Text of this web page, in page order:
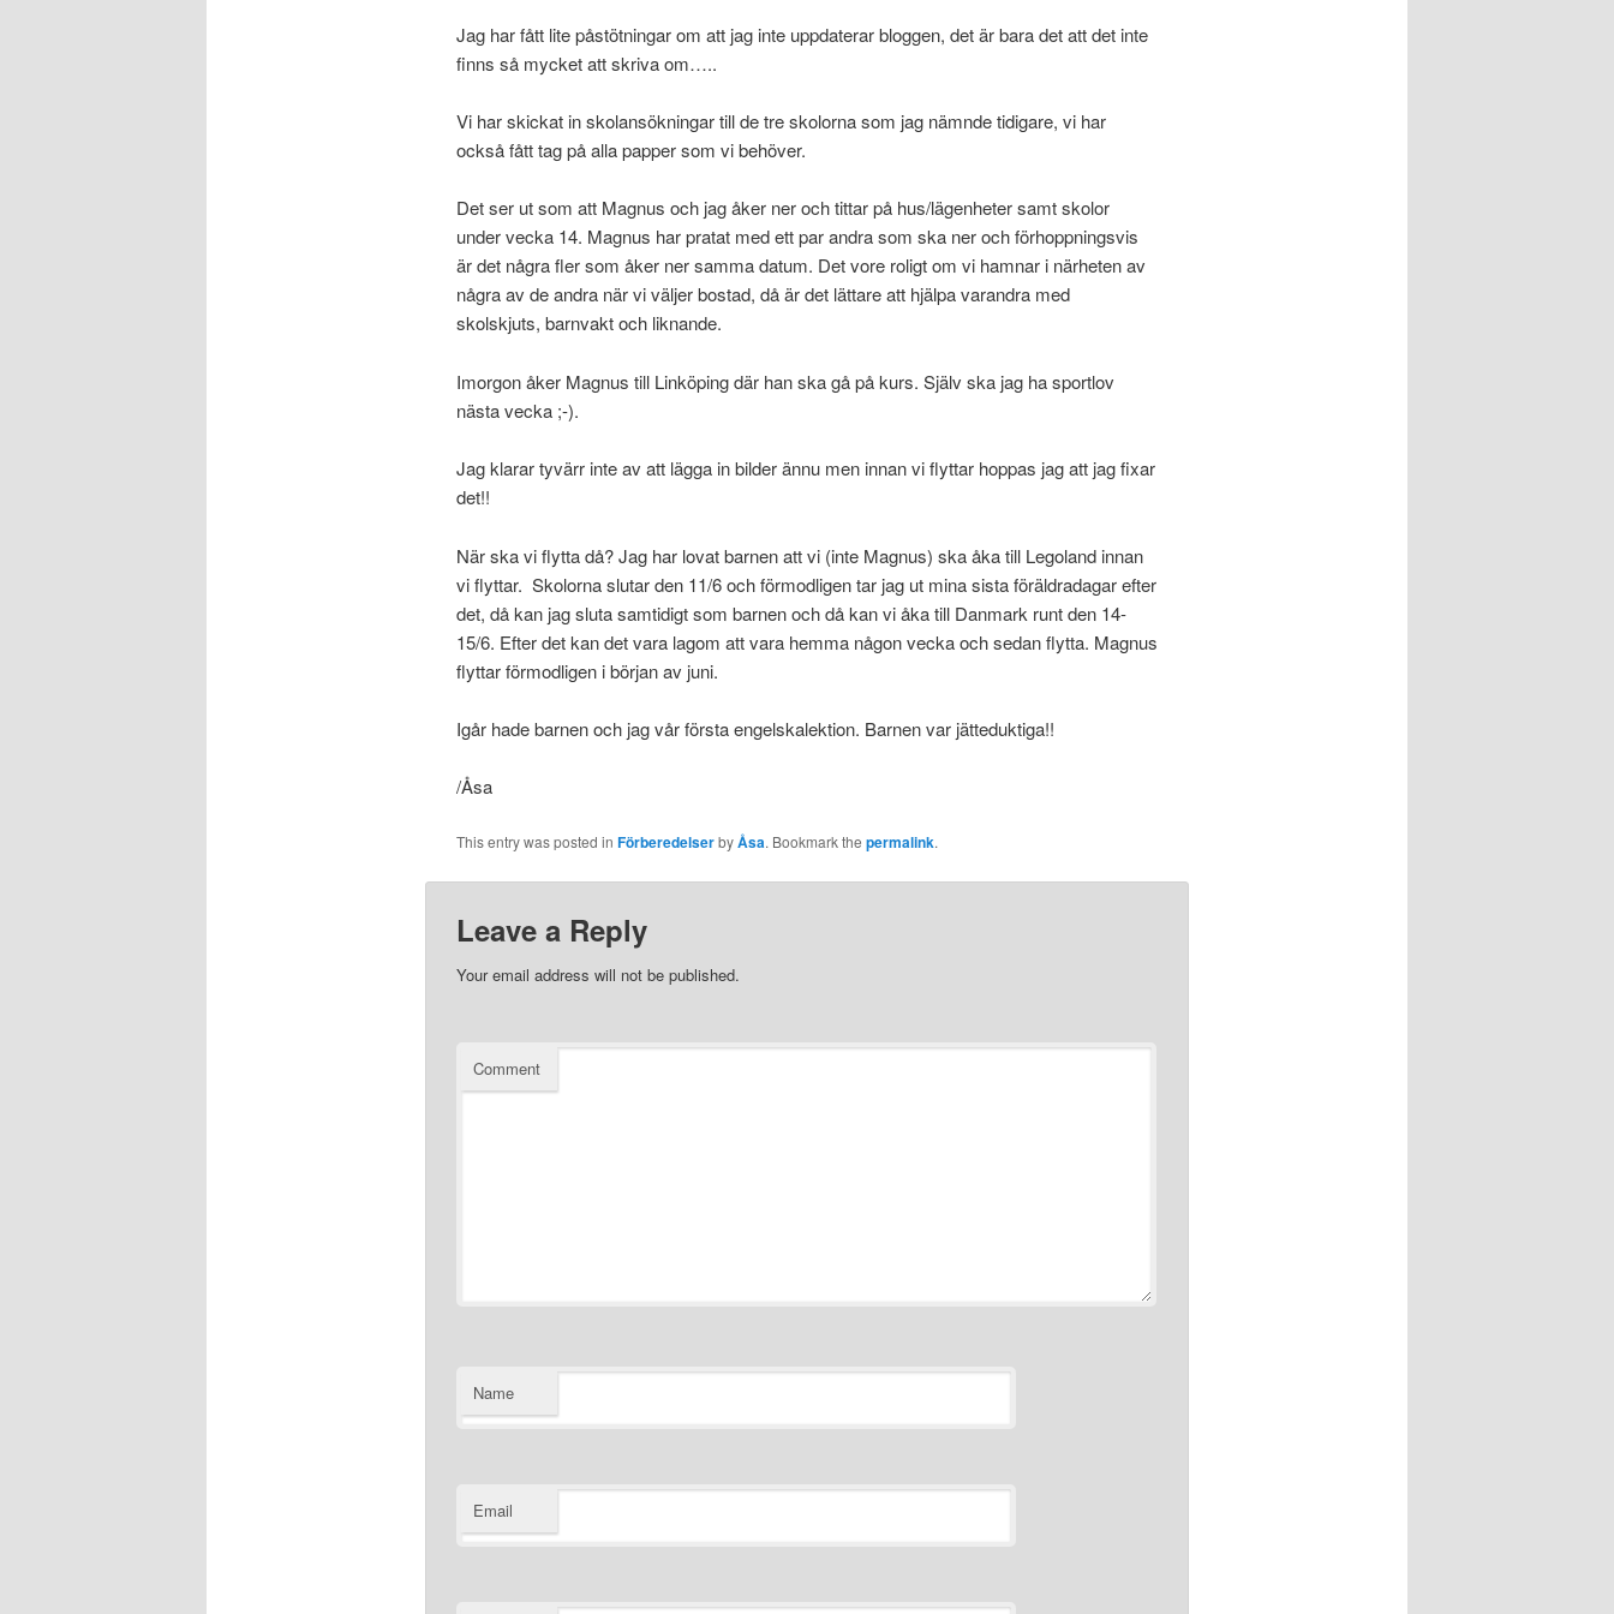
Jag har fått lite påstötningar om att jag inte uppdaterar bloggen, det är bara det att det inte
finns så mycket att skriva om…..
Vi har skickat in skolansökningar till de tre skolorna som jag nämnde tidigare, vi har
också fått tag på alla papper som vi behöver.
Det ser ut som att Magnus och jag åker ner och tittar på hus/lägenheter samt skolor
under vecka 14. Magnus har pratat med ett par andra som ska ner och förhoppningsvis
är det några fler som åker ner samma datum. Det vore roligt om vi hamnar i närheten av
några av de andra när vi väljer bostad, då är det lättare att hjälpa varandra med
skolskjuts, barnvakt och liknande.
Imorgon åker Magnus till Linköping där han ska gå på kurs. Själv ska jag ha sportlov
nästa vecka ;-).
Jag klarar tyvärr inte av att lägga in bilder ännu men innan vi flyttar hoppas jag att jag fixar
det!!
När ska vi flytta då? Jag har lovat barnen att vi (inte Magnus) ska åka till Legoland innan
vi flyttar. Skolorna slutar den 11/6 och förmodligen tar jag ut mina sista föräldradagar efter
det, då kan jag sluta samtidigt som barnen och då kan vi åka till Danmark runt den 14-
15/6. Efter det kan det vara lagom att vara hemma någon vecka och sedan flytta. Magnus
flyttar förmodligen i början av juni.
Igår hade barnen och jag vår första engelskalektion. Barnen var jätteduktiga!!
/Åsa
This entry was posted in FörberedelserbyÅsa. Bookmark the permalink.
Leave a Reply
Your email address will not be published.
Comment
Name
Email